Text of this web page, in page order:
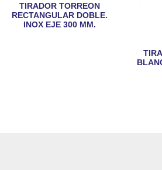
TIRADOR TORREON
RECTANGULAR DOBLE.
INOX EJE 300 MM.